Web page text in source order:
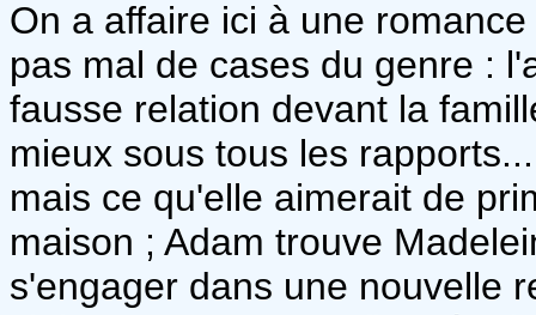
On a affaire ici à une
pas mal de cases du genre :
fausse relation devant la
mieux sous tous les
mais ce qu'elle aimerait de
maison ; Adam trouve
s'engager dans une nouvelle